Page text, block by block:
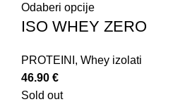
Odaberi opcije
ISO WHEY ZERO
PROTEINI , Whey izolati
46.90 €
Sold out